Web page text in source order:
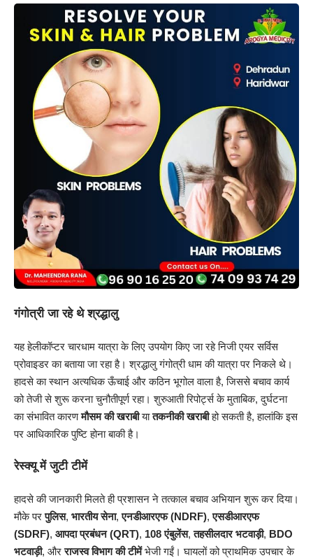
गंगोत्री जा रहे थे श्रद्धालु
यह हेलीकॉप्टर चारधाम यात्रा के लिए उपयोग किए जा रहे निजी एयर सर्विस
प्रोवाइडर का बताया जा रहा है। श्रद्धालु गंगोत्री धाम की यात्रा पर निकले थे।
हादसे का स्थान अत्यधिक ऊँचाई और कठिन भूगोल वाला है, जिससे बचाव कार्य
को तेजी से शुरू करना चुनौतीपूर्ण रहा। शुरुआती रिपोर्ट्स के मुताबिक, दुर्घटना
का संभावित कारणमौसम की खराबीयातकनीकी खराबीहो सकती है, हालांकि इस
पर आधिकारिक पुष्टि होना बाकी है।
रेस्क्यू में जुटी टीमें
हादसे की जानकारी मिलते ही प्रशासन ने तत्काल बचाव अभियान शुरू कर दिया।
मौके परपुलिस, भारतीय सेना,एनडीआरएफ (NDRF),एसडीआरएफ
(SDRF), आपदा प्रबंधन (QRT), 108 एंबुलेंस,तहसीलदार भटवाड़ी, BDO
भटवाड़ी, औरराजस्व विभाग की टीमेंभेजी गईं। घायलों को प्राथमिक उपचार के